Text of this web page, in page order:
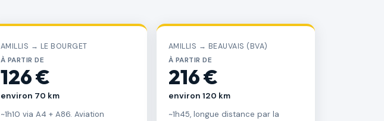
AMILLIS → LE BOURGET
À PARTIR DE
126 €
environ 70 km
~1h10 via A4 + A86. Aviation
AMILLIS → BEAUVAIS (BVA)
À PARTIR DE
216 €
environ 120 km
~1h45, longue distance par la